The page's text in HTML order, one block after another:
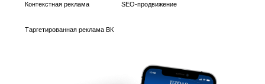
Контекстная реклама SEO-продвижение
Таргетированная реклама ВК